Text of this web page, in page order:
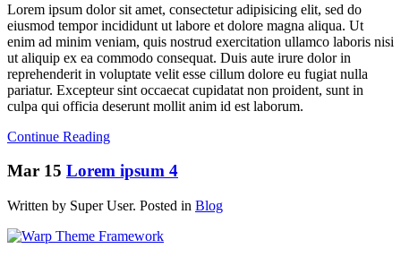
Lorem ipsum dolor sit amet, consectetur adipisicing elit, sed do
eiusmod tempor incididunt ut labore et dolore magna aliqua. Ut
enim ad minim veniam, quis nostrud exercitation ullamco laboris nisi
ut aliquip ex ea commodo consequat. Duis aute irure dolor in
reprehenderit in voluptate velit esse cillum dolore eu fugiat nulla
pariatur. Excepteur sint occaecat cupidatat non proident, sunt in
culpa qui officia deserunt mollit anim id est laborum.
Continue Reading
Mar 15 Lorem ipsum 4
Written by Super User. Posted in Blog